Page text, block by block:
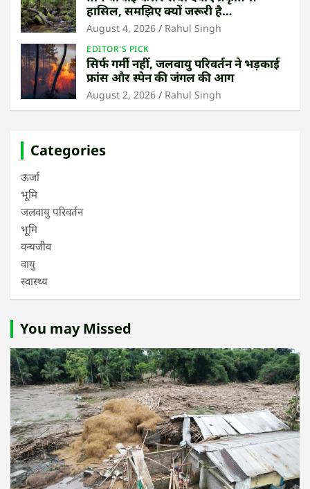
हासिल, समझिए क्यों जरूरी है
उष्णकटिबंधीय जंगल बचाना
August 4, 2026 Rahul Singh
EDITOR'S PICK
सिर्फ गर्मी नहीं, जलवायु परिवर्तन ने भड़काई
फ्रांस और स्पेन की जंगल की आग
August 2, 2026 Rahul Singh
Categories
ऊर्जा
भूमि
जलवायु परिवर्तन
भूमि
वन्यजीव
वायु
स्वास्थ्य
You may Missed